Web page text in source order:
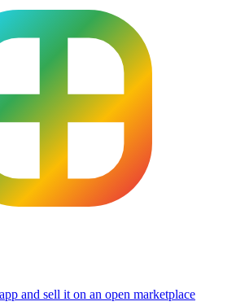
and sell it on an open marketplace